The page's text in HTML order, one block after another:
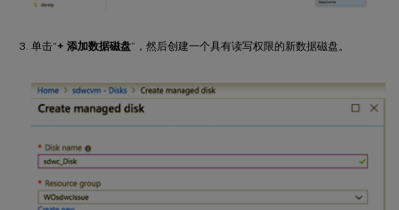
单击“+ 添加数据磁盘”，然后创建一个具有读写权限的新数据磁盘。